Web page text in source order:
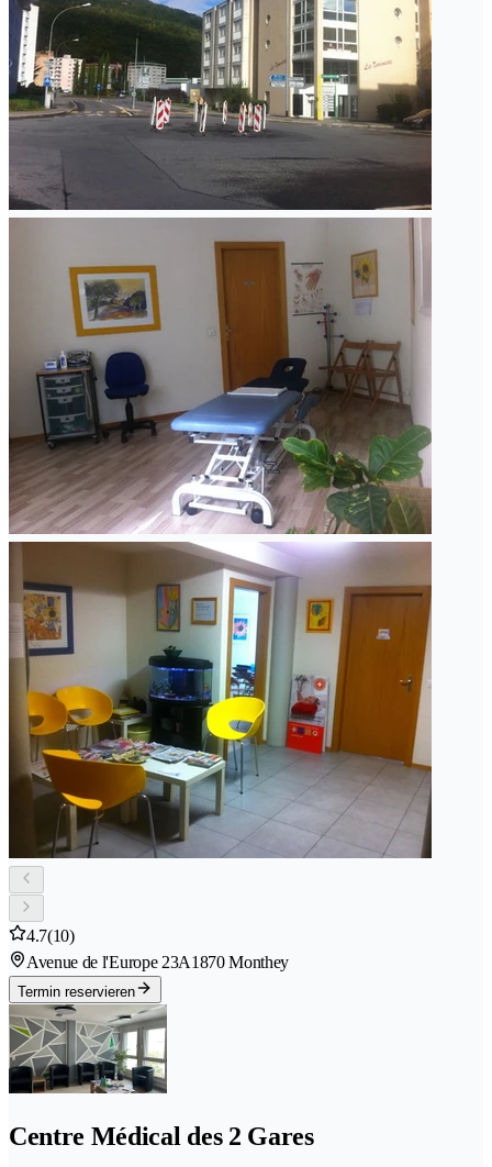
4.7(10)
Avenue de l'Europe 23A1870 Monthey
Termin reservieren
Centre Médical des 2 Gares